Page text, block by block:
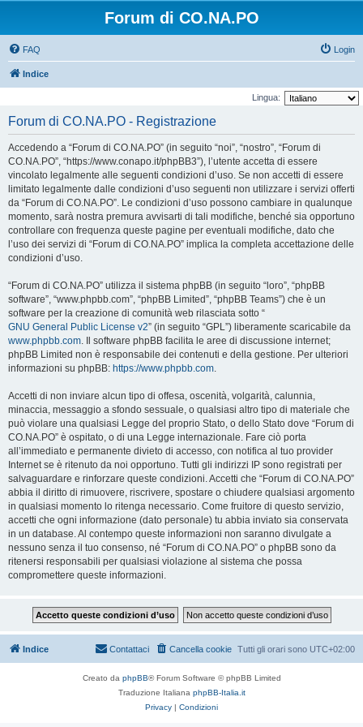
Forum di CO.NA.PO
FAQ Login
Indice
Lingua:
Forum di CO.NA.PO - Registrazione
Accedendo a “Forum di CO.NA.PO” (in seguito “noi”, “nostro”, “Forum di
CO.NA.PO”, “https://www.conapo.it/phpBB3”), l’utente accetta di essere
vincolato legalmente alle seguenti condizioni d’uso. Se non accetti di essere
limitato legalmente dalle condizioni d’uso seguenti non utilizzare i servizi offerti
da “Forum di CO.NA.PO”. Le condizioni d’uso possono cambiare in qualunque
momento, sarà nostra premura avvisarti di tali modifiche, benché sia opportuno
controllare con frequenza queste pagine per eventuali modifiche, dato che
l’uso dei servizi di “Forum di CO.NA.PO” implica la completa accettazione delle
condizioni d’uso.
“Forum di CO.NA.PO” utilizza il sistema phpBB (in seguito “loro”, “phpBB
software”, “www.phpbb.com”, “phpBB Limited”, “phpBB Teams”) che è un
software per la creazione di comunità web rilasciata sotto “
GNU General Public License v2” (in seguito “GPL”) liberamente scaricabile da
www.phpbb.com. Il software phpBB facilita le aree di discussione internet;
phpBB Limited non è responsabile dei contenuti e della gestione. Per ulteriori
informazioni su phpBB: https://www.phpbb.com.
Accetti di non inviare alcun tipo di offesa, oscenità, volgarità, calunnia,
minaccia, messaggio a sfondo sessuale, o qualsiasi altro tipo di materiale che
può violare una qualsiasi Legge del proprio Stato, o dello Stato dove “Forum di
CO.NA.PO” è ospitato, o di una Legge internazionale. Fare ciò porta
all’immediato e permanente divieto di accesso, con notifica al tuo provider
Internet se è ritenuto da noi opportuno. Tutti gli indirizzi IP sono registrati per
salvaguardare e rinforzare queste condizioni. Accetti che “Forum di CO.NA.PO”
abbia il diritto di rimuovere, riscrivere, spostare o chiudere qualsiasi argomento
in qualsiasi momento lo ritenga necessario. Come fruitore di questo servizio,
accetti che ogni informazione (dato personale) tu abbia inviato sia conservata
in un database. Al contempo queste informazioni non saranno divulgate a
nessuno senza il tuo consenso, né “Forum di CO.NA.PO” o phpBB sono da
ritenersi responsabili per qualsiasi violazione al sistema che possa
compromettere queste informazioni.
Indice Tutti gli orari sono UTC+02:00
Cancella cookie
Contattaci
Creato da phpBB® Forum Software © phpBB Limited
Traduzione Italiana phpBB-Italia.it
Privacy | Condizioni